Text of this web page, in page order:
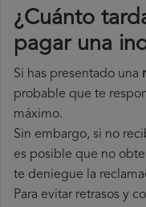
¿Cuánto
pagar una
Si has presentado una
probable que te
máximo.
Sin embargo, si no
es posible que no
te deniegue la
Para evitar retrasos y